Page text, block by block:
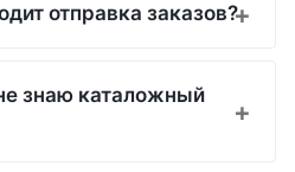
отправка заказов?
знаю каталожный